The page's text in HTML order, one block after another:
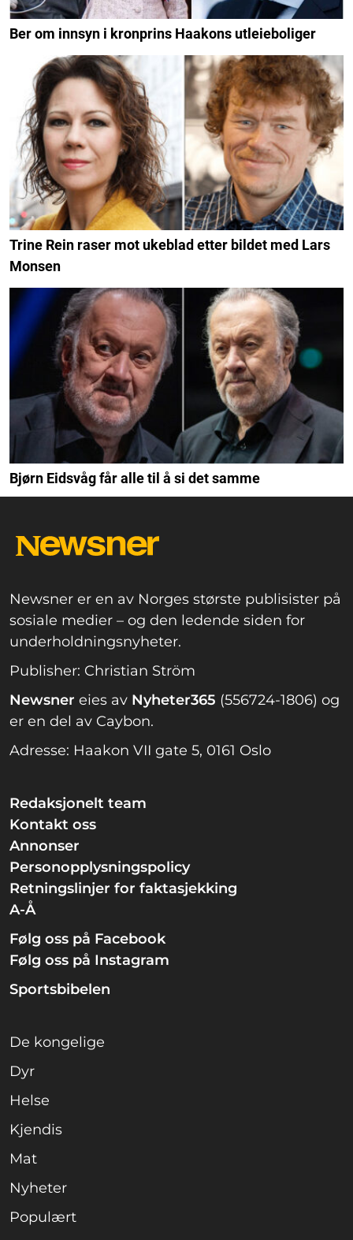
Ber om innsyn i kronprins Haakons utleieboliger
Trine Rein raser mot ukeblad etter bildet med Lars
Monsen
Bjørn Eidsvåg får alle til å si det samme
Newsner er en av Norges største publisister på
sosiale medier – og den ledende siden for
underholdningsnyheter.
Publisher: Christian Ström
Newsner eies av Nyheter365 (556724-1806) og
er en del av Caybon.
Adresse: Haakon VII gate 5, 0161 Oslo
Redaksjonelt team
Kontakt oss
Annonser
Personopplysningspolicy
Retningslinjer for faktasjekking
A-Å
Følg oss på Facebook
Følg oss på Instagram
Sportsbibelen
De kongelige
Dyr
Helse
Kjendis
Mat
Nyheter
Populært